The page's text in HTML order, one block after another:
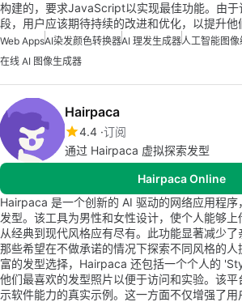
构建的，要求JavaScript以实现最佳功能。由于
段，用户应该期待持续的改进和优化，以提升他
Web AppsAI染发颜色转换器AI 理发生成器人工智能图像
在线 AI 图像生成器
Hairpaca
4.4 订阅
通过 Hairpaca 虚拟探索发型
Hairpaca Online
Hairpaca 是一个创新的 AI 驱动的网络应用程
发型。该工具为男性和女性设计，使个人能够上
从经典到现代风格应有尽有。此功能显著减少
那些希望在不做承诺的情况下探索不同风格的
富的发型选择，Hairpaca 还包括一个个人的
他们最喜欢的发型照片以便于访问和实验。该
示软件能力的真实示例。这一方面不仅增强了